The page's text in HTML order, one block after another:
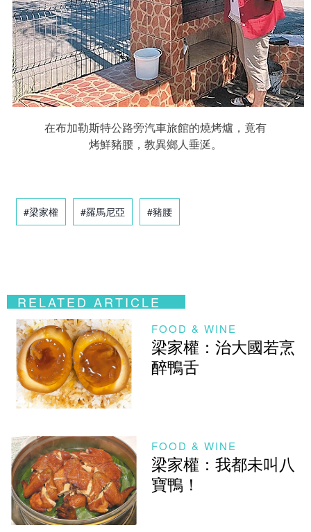
在布加勒斯特公路旁汽車旅館的燒烤爐，竟有
烤鮮豬腰，教異鄉人垂涎。
#梁家權 #羅馬尼亞 #豬腰
RELATED ARTICLE
FOOD & WINE
梁家權：治大國若烹
醉鴨舌
FOOD & WINE
梁家權：我都未叫八
寶鴨！